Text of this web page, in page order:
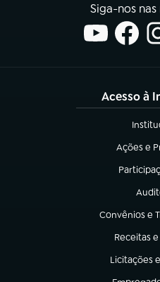
Siga-nos
Acesso à
(abre
Ações e
(abre em
(abre em
(abre
Convênios e
(abre em
Receitas
(abre em
Licitações
(abre em